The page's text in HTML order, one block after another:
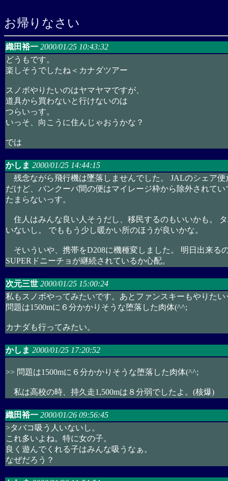
お帰りなさい
織田裕一 2000/01/25 10:43:32
どうもです。
楽しそうでしたね＜カナダツアー
スノボやりたいのはヤマヤマですが、
道具から買わないと行けないのは
つらいっす。
いっそ、向こうに住んじゃおうかな？
では
かしま 2000/01/25 14:44:15
残念ながら飛行機は墜落しませんでした。 JALのシェア便
だけど、バンクーバ間の便はマイレージ枠から除外されてい
たまらないっす。
住人はみんな良い人そうだし、移民するのもいいかも。
いないし。 でももう少し暖かい所のほうが良いかな。
そいういや、携帯をD208に機種変しました。 明日出来る
SUPERドニーチョが継続されているか心配。
次元三世 2000/01/25 15:00:24
私もスノボやってみたいです。あとファンスキーもやりたい
問題は1500mに６分かかりそうな堕落した肉体(^^;
カナダも行ってみたい。
かしま 2000/01/25 17:20:52
>> 問題は1500mに６分かかりそうな堕落した肉体(^^;
私は高校の時、持久走1,500mは８分弱でしたよ。(核爆)
織田裕一 2000/01/26 09:56:45
>タバコ吸う人いないし。
これ多いよね。特に女の子。
良く遊んでくれる子はみんな吸うなぁ。
なぜだろう？